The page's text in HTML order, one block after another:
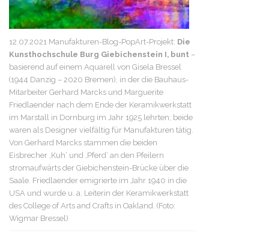
12.07.2021 Manufakturen-Blog-PopArt-Projekt: Die
Kunsthochschule Burg Giebichenstein I, bunt –
basierend auf einem Aquarell von Gisela Bressel
(1944 Danzig – 2020 Bremen), in der die Bauhaus-
Mitarbeiter Gerhard Marcks und Marguerite
Friedlaender nach dem Ende der Keramikwerkstatt
im Marstall in Dornburg im Jahr 1925 lehrten; beide
waren als Designer vielfältig für Manufakturen tätig.
Von Gerhard Marcks stammen die beiden
Eisbrecher ‚Kuh‘ und ‚Pferd‘ an den Pfeilern
stromaufwärts der Giebichenstein-Brücke über die
Saale. Friedlaender emigrierte im Jahr 1940 in die
USA und wurde u. a. Leiterin der Keramikwerkstatt
des College of Arts and Crafts in Oakland. (Foto:
Wigmar Bressel)